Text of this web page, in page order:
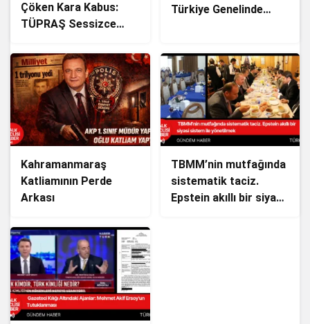
Çöken Kara Kabus:
TÜPRAŞ Sessizce
Türkiye Genelinde
Kahramanmaraş
Katliamının Perde
Arkası
TBMM’nin mutfağında
sistematik taciz.
Epstein akıllı bir siyasi